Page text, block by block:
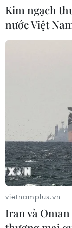
Kia đầu tư 649
điện tại Mexico
Động đất tại
chuỗi cung
Bản
29/07/2026 14:37
Triệu hồi để
môtô Honda
Kim ngạch
nước Việt
vietnamplus.vn
Iran và